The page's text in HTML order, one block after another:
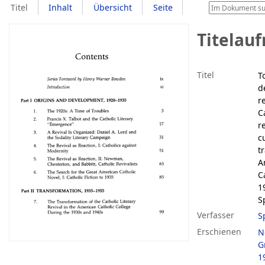
Titel Inhalt Übersicht Seite
Titel
Verfasser
Erschienen